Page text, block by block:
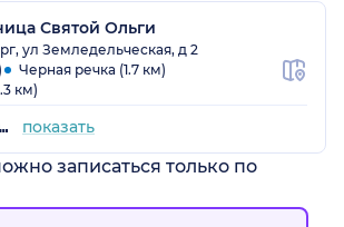
Святой Ольги
ул Земледельческая, д 2
Черная речка (1.7 км)
км)
+7 (812) 246-09-34 показать
записаться только по